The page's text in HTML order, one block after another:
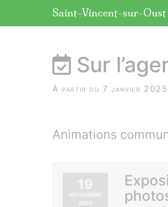
Saint-Vincent-sur-Oust
Sur
À partir du 7 janvier 2025
Animations
19
NOVEMBRE
2024
Panneau de gestion des cookies